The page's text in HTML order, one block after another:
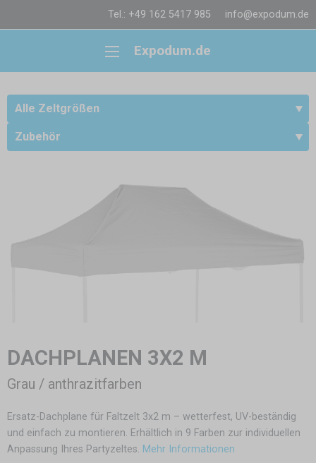
Tel.: +49 162 5417 985 info@expodum.de
Expodum.de
Alle Zeltgrößen
Zubehör
DACHPLANEN 3X2 M
Grau / anthrazitfarben
Ersatz-Dachplane für Faltzelt 3x2 m – wetterfest, UV-beständig
und einfach zu montieren. Erhältlich in 9 Farben zur individuellen
Anpassung Ihres Partyzeltes. Mehr Informationen